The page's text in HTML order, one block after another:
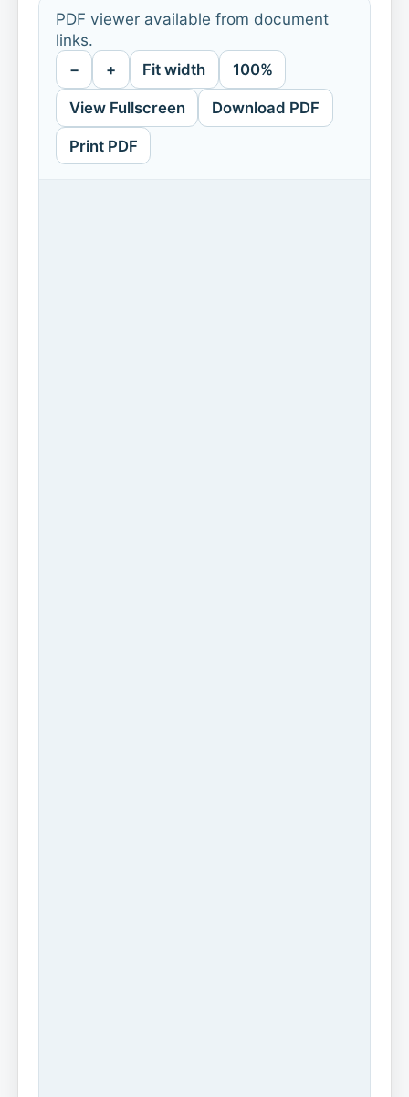
PDF viewer available from document
links.
− + Fit width 100%
View Fullscreen Download PDF
Print PDF